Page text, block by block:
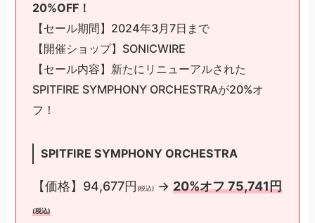
20%OFF！
【セール期間】2024年3月7日まで
【開催ショップ】SONICWIRE
【セール内容】新たにリニューアルされた
SPITFIRE SYMPHONY ORCHESTRAが20%オ
フ！
SPITFIRE SYMPHONY ORCHESTRA
【価格】94,677円 (税込)→ 20%オフ 75,741円
(税込)